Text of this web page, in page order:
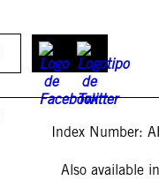
Index Number:
Also available in